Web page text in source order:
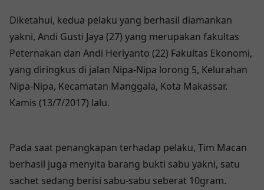
Diketahui, kedua pelaku yang berhasil diamankan
yakni, Andi Gusti Jaya (27) yang merupakan fakultas
Peternakan dan Andi Heriyanto (22) Fakultas Ekonomi,
yang diringkus di jalan Nipa-Nipa lorong 5, Kelurahan
Nipa-Nipa, Kecamatan Manggala, Kota Makassar.
Kamis (13/7/2017) lalu.
Pada saat penangkapan terhadap pelaku, Tim Macan
berhasil juga menyita barang bukti sabu yakni, satu
sachet sedang berisi sabu-sabu seberat 10gram.